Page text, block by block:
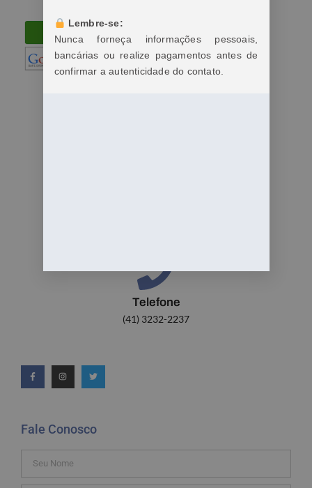
Telefone
(41) 3232-2237
Fale Conosco
Lembre-se:
Nunca forneça informações pessoais,
bancárias ou realize pagamentos antes de
confirmar a autenticidade do contato.